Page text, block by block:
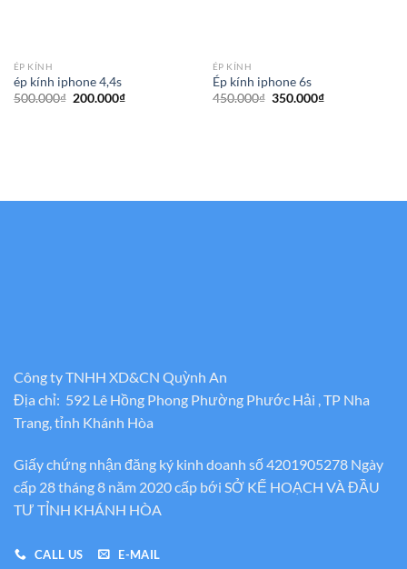
ÉP KÍNH
ép kính iphone 4,4s
500.000₫ Giá
200.000₫Giá
ÉP KÍNH
Ép kính iphone 6s
450.000₫ Giá
350.000₫Giá
Công ty TNHH XD&CN Quỳnh An
Địa chỉ: 592 Lê Hồng Phong Phường Phước Hải , TP Nha
Trang, tỉnh Khánh Hòa
Giấy chứng nhận đăng ký kinh doanh số 4201905278 Ngày
cấp 28 tháng 8 năm 2020 cấp bới SỞ KẾ HOẠCH VÀ ĐẦU
TƯ TỈNH KHÁNH HÒA
CALL US E-MAIL